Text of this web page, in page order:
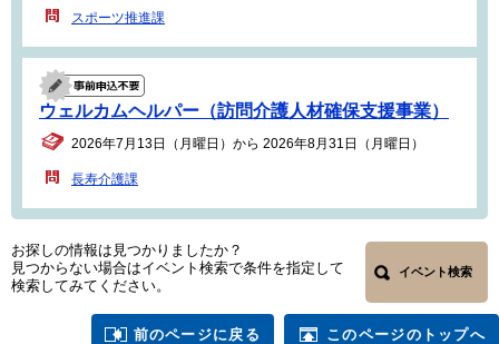
スポーツ推進課
ウェルカムヘルパー（訪問介護人材確保支援事業）
2026年7月13日（月曜日）から 2026年8月31日（月曜日）
長寿介護課
お探しの情報は見つかりましたか？
見つからない場合はイベント検索で条件を指定して
検索してみてください。
イベント検索
前のページに戻る このページのトップへ